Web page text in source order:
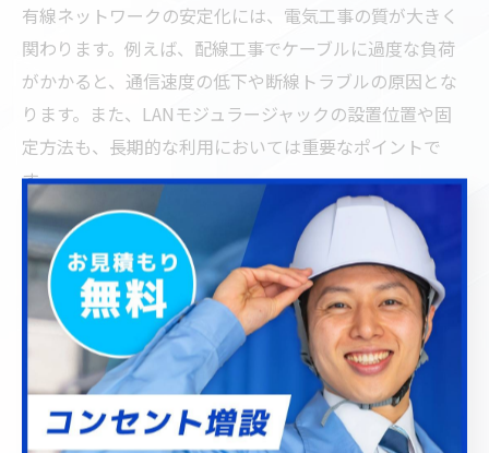
有線ネットワークの安定化には、電気工事の質が大きく
関わります。例えば、配線工事でケーブルに過度な負荷
がかかると、通信速度の低下や断線トラブルの原因とな
ります。また、LANモジュラージャックの設置位置や固
定方法も、長期的な利用においては重要なポイントで
す。
川口市内での施工事例では、見た目の美しさだけでな
く、将来的な増設や修理を見据えた配線設計が評価され
ています。ユーザーからは「配線トラブルが減った」
「通信が安定した」といった声も多く、専門業者による
丁寧な工事が快適なネットワーク環境の実現に直結して
います。施工後は必ず動作確認を行い、万一のトラブル
に備えたアフターフォローも確認しましょう。